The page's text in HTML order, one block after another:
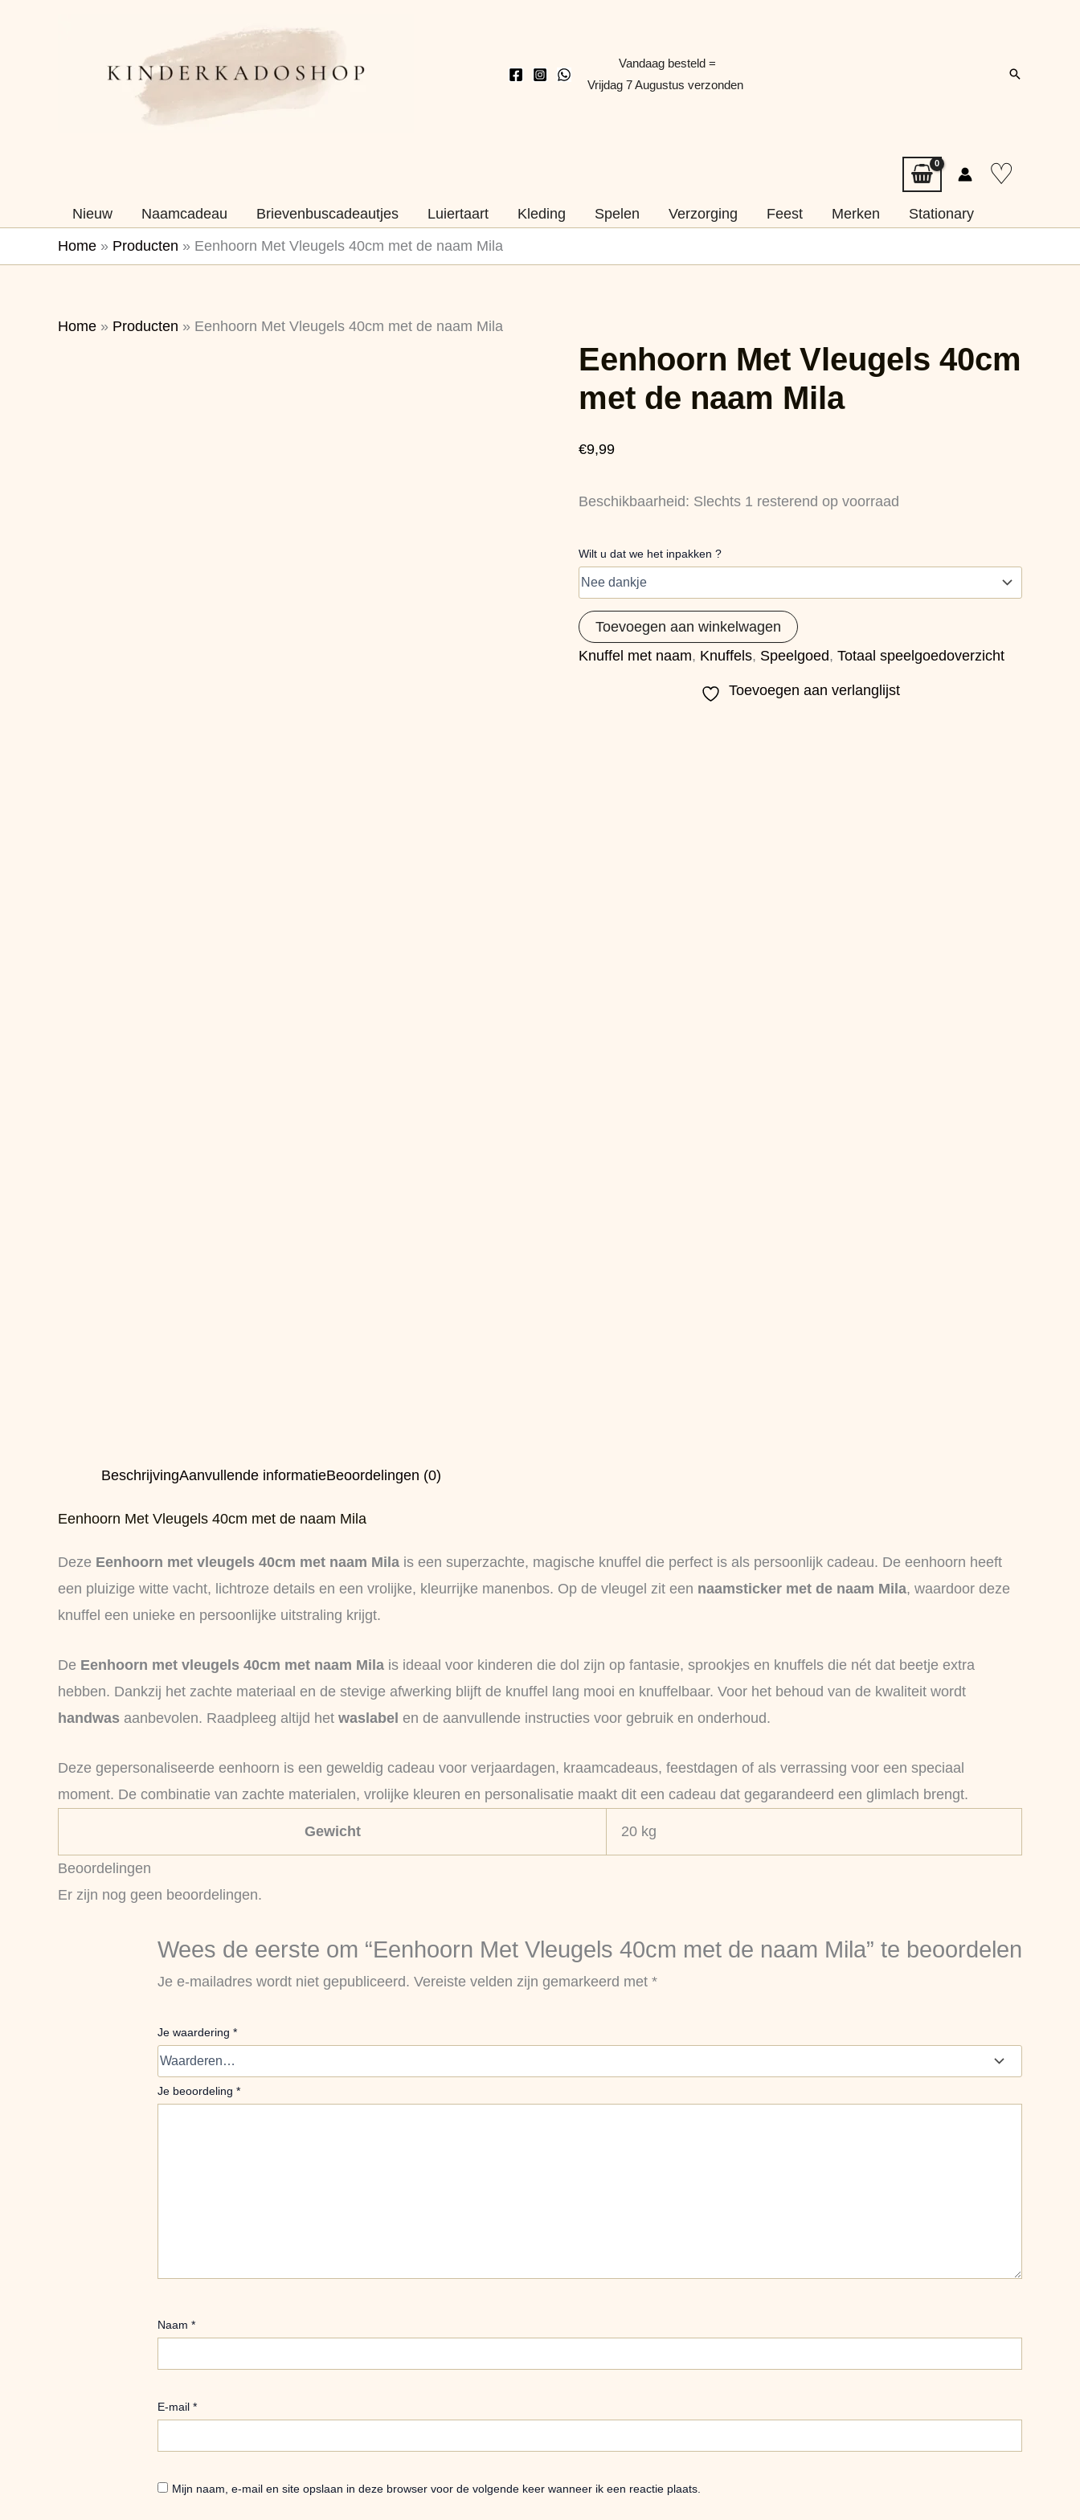
Vandaag besteld =
Vrijdag 7 Augustus verzonden
Zoeken
♡
Nieuw Naamcadeau Brievenbuscadeautjes Luiertaart Kleding Spelen Verzorging Feest Merken
Stationary
Home » Producten » Eenhoorn Met Vleugels 40cm met de naam Mila
Home » Producten » Eenhoorn Met Vleugels 40cm met de naam Mila
Eenhoorn Met Vleugels 40cm
met de naam Mila
€9,99
Beschikbaarheid: Slechts 1 resterend op voorraad
Wilt u dat we het inpakken ?
Vleugels
40cm
de
aantal
Toevoegen aan winkelwagen
Knuffel met naam, Knuffels, Speelgoed, Totaal speelgoedoverzicht
Toevoegen aan verlanglijst
BeschrijvingAanvullende informatieBeoordelingen (0)
Eenhoorn Met Vleugels 40cm met de naam Mila
Deze Eenhoorn met vleugels 40cm met naam Mila is een superzachte, magische knuffel die perfect is als persoonlijk cadeau. De eenhoorn heeft
een pluizige witte vacht, lichtroze details en een vrolijke, kleurrijke manenbos. Op de vleugel zit een naamsticker met de naam Mila, waardoor deze
knuffel een unieke en persoonlijke uitstraling krijgt.
De Eenhoorn met vleugels 40cm met naam Mila is ideaal voor kinderen die dol zijn op fantasie, sprookjes en knuffels die nét dat beetje extra
hebben. Dankzij het zachte materiaal en de stevige afwerking blijft de knuffel lang mooi en knuffelbaar. Voor het behoud van de kwaliteit wordt
handwas aanbevolen. Raadpleeg altijd het waslabel en de aanvullende instructies voor gebruik en onderhoud.
Deze gepersonaliseerde eenhoorn is een geweldig cadeau voor verjaardagen, kraamcadeaus, feestdagen of als verrassing voor een speciaal
moment. De combinatie van zachte materialen, vrolijke kleuren en personalisatie maakt dit een cadeau dat gegarandeerd een glimlach brengt.
Gewicht 20 kg
Beoordelingen
Er zijn nog geen beoordelingen.
Wees de eerste om “Eenhoorn Met Vleugels 40cm met de naam Mila” te beoordelen
Je e-mailadres wordt niet gepubliceerd. Vereiste velden zijn gemarkeerd met *
Je waardering *
Je beoordeling *
Naam *
E-mail *
Mijn naam, e-mail en site opslaan in deze browser voor de volgende keer wanneer ik een reactie plaats.